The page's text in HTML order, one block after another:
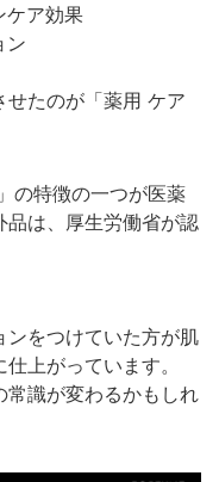
ケア効果
ン
せたのが「薬用 ケア
の特徴の一つが医薬
品は、厚生労働省が認
ンをつけていた方が肌
上がっています。
常識が変わるかもしれ